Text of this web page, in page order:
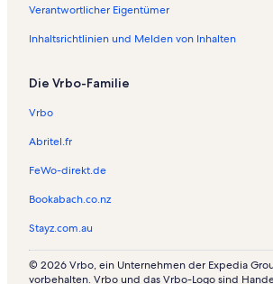
Verantwortlicher Eigentümer
Inhaltsrichtlinien und Melden von Inhalten
Die Vrbo-Familie
Vrbo
Abritel.fr
FeWo-direkt.de
Bookabach.co.nz
Stayz.com.au
© 2026 Vrbo, ein Unternehmen der Expedia
vorbehalten. Vrbo und das Vrbo-Logo sind